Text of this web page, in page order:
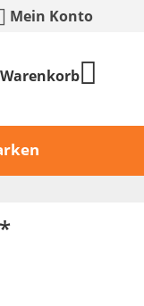
Mein Konto